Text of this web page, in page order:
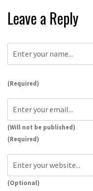
Leave a Reply
(Required)
(Will not be published)
(Required)
(Optional)